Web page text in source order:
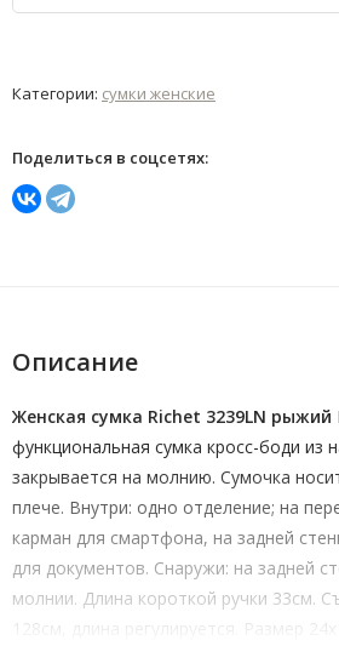
Категории: сумки женские
Поделиться в соцсетях:
Описание
Женская сумка Richet 3239LN рыжий
функциональная сумка кросс-боди из
закрывается на молнию. Сумочка
плече. Внутри: одно отделение; на
карман для смартфона, на задней
для документов. Снаружи: на задней
молнии. Длина короткой ручки 33см.
128см, длина регулируется. Размер